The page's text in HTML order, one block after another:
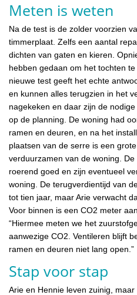
Meten is weten
Na de test is de zolder voorzien
timmerplaat. Zelfs een aantal
dichten van gaten en kieren.
hebben gedaan om het tochten
nieuwe test geeft het echte
en kunnen alles terugzien in het
nagekeken en daar zijn de
op de planning. De woning had
ramen en deuren, en na het
plaatsen van de serre is een
verduurzamen van de woning.
roerend goed en zijn eventueel
woning. De terugverdientijd van
tot tien jaar, maar Arie verwacht
Voor binnen is een CO2 meter
“Hiermee meten we het
aanwezige CO2. Ventileren blijft
ramen en deuren niet lang open.”
Stap voor stap
Arie en Hennie leven zuinig,